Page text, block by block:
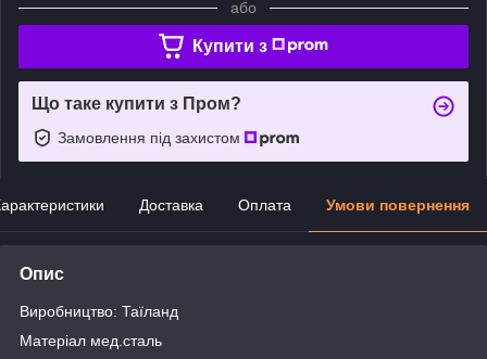
або
Купити з
Що таке купити з Пром?
Замовлення під захистом
Доставка Оплата Умови повернення
Опис
Виробництво: Таїланд
Матеріал мед.сталь